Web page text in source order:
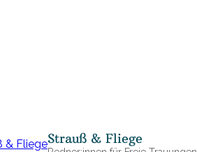
Strauß & Fliege